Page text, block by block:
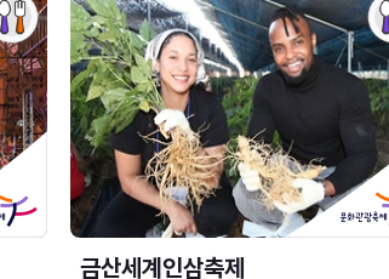
금산세계인삼축제